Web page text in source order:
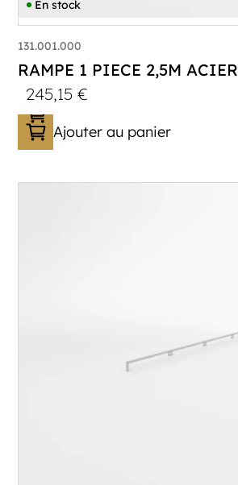
En stock
131.001.000
RAMPE 1 PIECE 2,5M ACIER
245,15€
Ajouter au panier